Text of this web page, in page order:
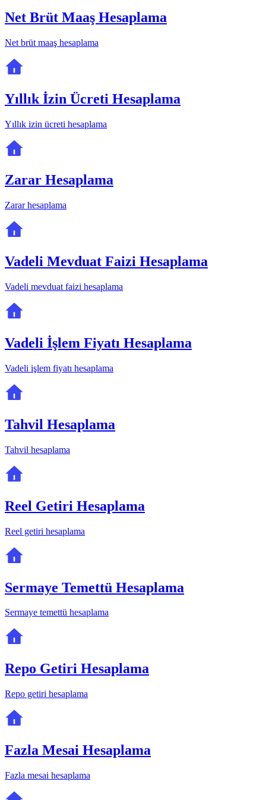
Net Brüt Maaş Hesaplama
Net brüt maaş hesaplama
Yıllık İzin Ücreti Hesaplama
Yıllık izin ücreti hesaplama
Zarar Hesaplama
Zarar hesaplama
Vadeli Mevduat Faizi Hesaplama
Vadeli mevduat faizi hesaplama
Vadeli İşlem Fiyatı Hesaplama
Vadeli işlem fiyatı hesaplama
Tahvil Hesaplama
Tahvil hesaplama
Reel Getiri Hesaplama
Reel getiri hesaplama
Sermaye Temettü Hesaplama
Sermaye temettü hesaplama
Repo Getiri Hesaplama
Repo getiri hesaplama
Fazla Mesai Hesaplama
Fazla mesai hesaplama